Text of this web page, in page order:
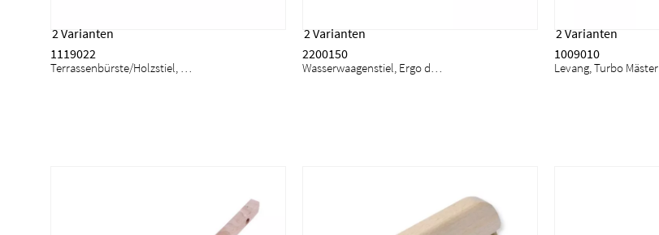
Terrassenbürste/Holzstiel, Mäster
1119022
2 Varianten
Wasserwaagenstiel, Ergo deutsches Gewinde Mäster
2200150
2 Varianten
Levang, Turbo Mäster
1009010
2 Varianten